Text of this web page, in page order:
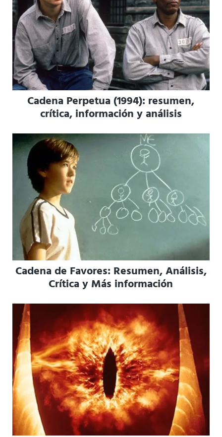
Cadena Perpetua (1994): resumen,
crítica, información y análisis
Cadena de Favores: Resumen, Análisis,
Crítica y Más información